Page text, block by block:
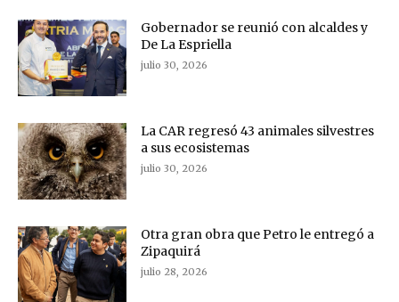
Gobernador se reunió con alcaldes y
De La Espriella
julio 30, 2026
La CAR regresó 43 animales silvestres
a sus ecosistemas
julio 30, 2026
Otra gran obra que Petro le entregó a
Zipaquirá
julio 28, 2026